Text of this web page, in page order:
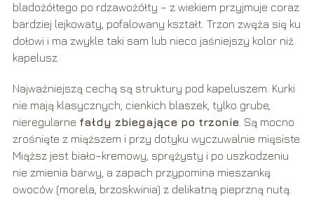
bladożółtego po rdzawożółty – z wiekiem przyjmuje coraz
bardziej lejkowaty, pofalowany kształt. Trzon zwęża się ku
dołowi i ma zwykle taki sam lub nieco jaśniejszy kolor niż
kapelusz.
Najważniejszą cechą są struktury pod kapeluszem. Kurki
nie mają klasycznych, cienkich blaszek, tylko grube,
nieregularne fałdy zbiegające po trzonie. Są mocno
zrośnięte z miąższem i przy dotyku wyczuwalnie mięsiste.
Miąższ jest biało–kremowy, sprężysty i po uszkodzeniu
nie zmienia barwy, a zapach przypomina mieszankę
owoców (morela, brzoskwinia) z delikatną pieprzną nutą.